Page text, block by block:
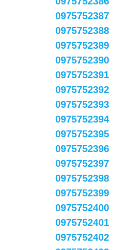
0975752387
0975752388
0975752389
0975752390
0975752391
0975752392
0975752393
0975752394
0975752395
0975752396
0975752397
0975752398
0975752399
0975752400
0975752401
0975752402